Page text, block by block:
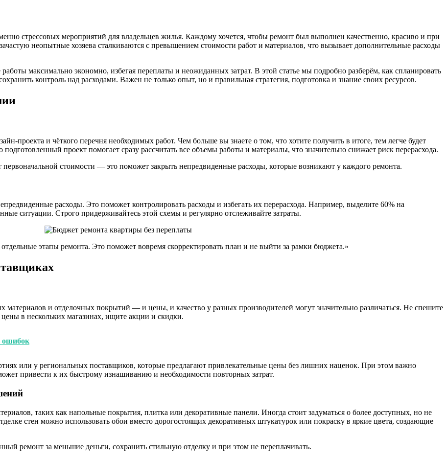
стрессовых мероприятий для владельцев жилья. Каждому хочется, чтобы ремонт был выполнен качественно, красиво и при
неопытные хозяева сталкиваются с превышением стоимости работ и материалов, что вызывает дополнительные расходы
максимально экономно, избегая переплаты и неожиданных затрат. В этой статье мы подробно разберём, как спланировать
контроль над расходами. Важен не только опыт, но и правильная стратегия, подготовка и знание своих ресурсов.
проекта и чёткого перечня необходимых работ. Чем больше вы знаете о том, что хотите получить в итоге, тем легче будет
проект помогает сразу рассчитать все объемы работы и материалы, что значительно снижает риск перерасхода.
первоначальной стоимости — это поможет закрыть непредвиденные расходы, которые возникают у каждого ремонта.
расходы. Это поможет контролировать расходы и избегать их перерасхода. Например, выделите 60% на
ситуации. Строго придерживайтесь этой схемы и регулярно отслеживайте затраты.
этапы ремонта. Это поможет вовремя скорректировать план и не выйти за рамки бюджета.»
материалов и отделочных покрытий — и цены, и качество у разных производителей могут значительно различаться. Не спешите
в нескольких магазинах, ищите акции и скидки.
ошибок
или у региональных поставщиков, которые предлагают привлекательные цены без лишних наценок. При этом важно
привести к их быстрому изнашиванию и необходимости повторных затрат.
таких как напольные покрытия, плитка или декоративные панели. Иногда стоит задуматься о более доступных, но не
стен можно использовать обои вместо дорогостоящих декоративных штукатурок или покраску в яркие цвета, создающие
ремонт за меньшие деньги, сохранить стильную отделку и при этом не переплачивать.